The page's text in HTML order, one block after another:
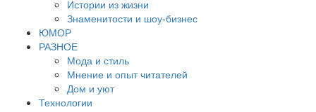
Истории из жизни
Знаменитости и шоу-бизнес
ЮМОР
РАЗНОЕ
Мода и стиль
Мнение и опыт читателей
Дом и уют
Технологии